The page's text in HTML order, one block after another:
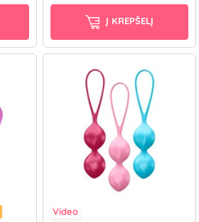
Į KREPŠELĮ
Video